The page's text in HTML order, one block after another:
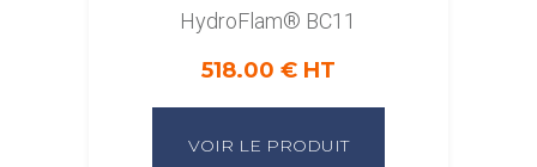
HydroFlam® BC11
518.00 € HT
VOIR LE PRODUIT